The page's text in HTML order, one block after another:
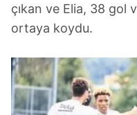
çıkan ve Elia, 38 gol
ortaya koydu.